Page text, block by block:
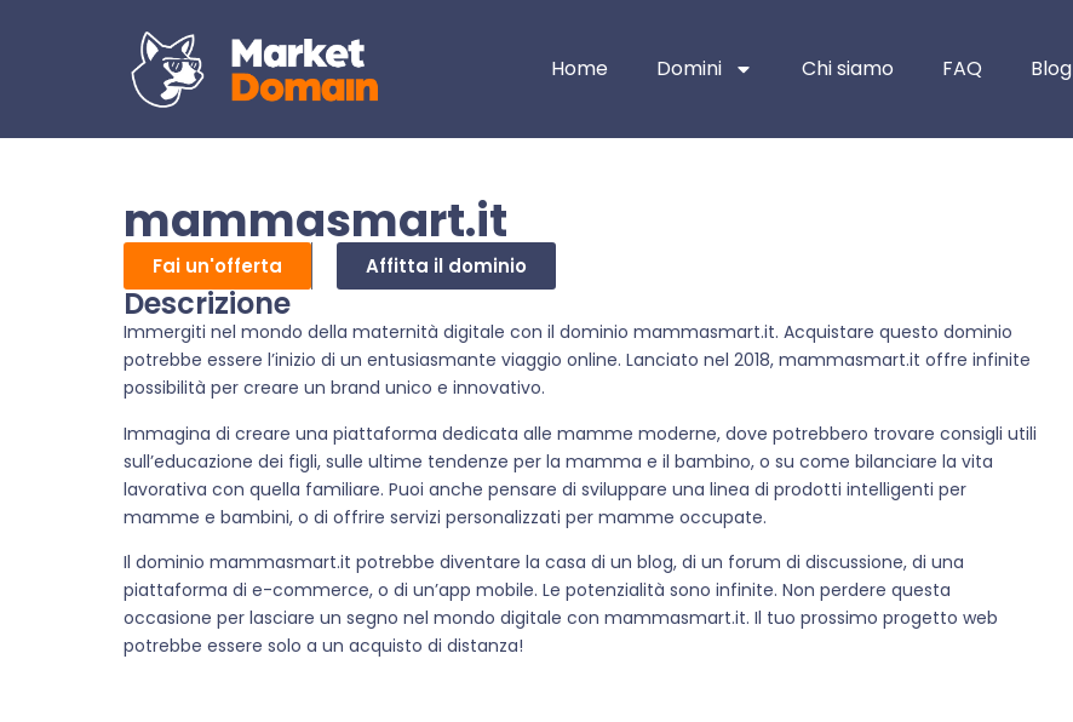
Home Domini Chi siamo FAQ Blog
mammasmart.it
Fai un'offerta Affitta il dominio
Descrizione
Immergiti nel mondo della maternità digitale con il dominio mammasmart.it. Acquistare questo dominio
potrebbe essere l’inizio di un entusiasmante viaggio online. Lanciato nel 2018, mammasmart.it offre infinite
possibilità per creare un brand unico e innovativo.
Immagina di creare una piattaforma dedicata alle mamme moderne, dove potrebbero trovare consigli utili
sull’educazione dei figli, sulle ultime tendenze per la mamma e il bambino, o su come bilanciare la vita
lavorativa con quella familiare. Puoi anche pensare di sviluppare una linea di prodotti intelligenti per
mamme e bambini, o di offrire servizi personalizzati per mamme occupate.
Il dominio mammasmart.it potrebbe diventare la casa di un blog, di un forum di discussione, di una
piattaforma di e-commerce, o di un’app mobile. Le potenzialità sono infinite. Non perdere questa
occasione per lasciare un segno nel mondo digitale con mammasmart.it. Il tuo prossimo progetto web
potrebbe essere solo a un acquisto di distanza!